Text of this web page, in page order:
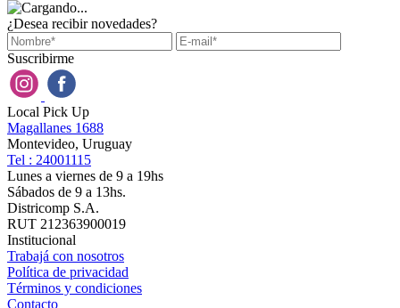
¿Desea recibir novedades?
Suscribirme
Local Pick Up
Magallanes 1688
Montevideo, Uruguay
Tel : 24001115
Lunes a viernes de 9 a 19hs
Sábados de 9 a 13hs.
Districomp S.A.
RUT 212363900019
Institucional
Trabajá con nosotros
Política de privacidad
Términos y condiciones
Contacto